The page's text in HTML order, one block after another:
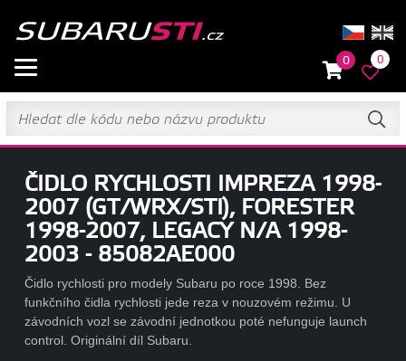
0 0
ČIDLO RYCHLOSTI IMPREZA 1998-
2007 (GT/WRX/STI), FORESTER
1998-2007, LEGACY N/A 1998-
2003 - 85082AE000
Čidlo rychlosti pro modely Subaru po roce 1998. Bez
funkčního čidla rychlosti jede reza v nouzovém režimu. U
závodních vozl se závodní jednotkou poté nefunguje launch
control. Originální díl Subaru.